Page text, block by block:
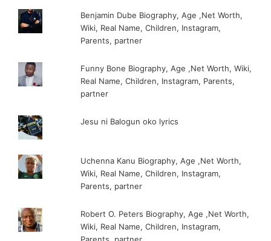
Benjamin Dube Biography, Age ,Net Worth,
Wiki, Real Name, Children, Instagram,
Parents, partner
Funny Bone Biography, Age ,Net Worth, Wiki,
Real Name, Children, Instagram, Parents,
partner
Jesu ni Balogun oko lyrics
Uchenna Kanu Biography, Age ,Net Worth,
Wiki, Real Name, Children, Instagram,
Parents, partner
Robert O. Peters Biography, Age ,Net Worth,
Wiki, Real Name, Children, Instagram,
Parents, partner